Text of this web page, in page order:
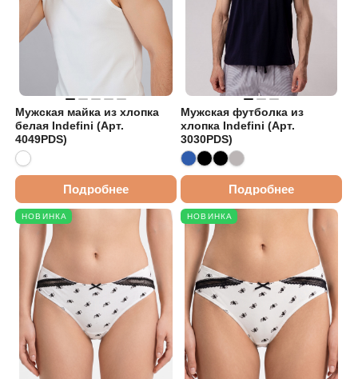
Мужская майка из хлопка
белая Indefini (Арт.
4049PDS)
Подробнее
Мужская футболка из
хлопка Indefini (Арт.
3030PDS)
Подробнее
НОВИНКА НОВИНКА